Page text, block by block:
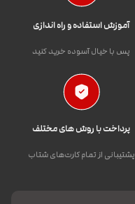
آموزش استفاده و راه اندازی
پس با خیال آسوده خرید کنید
پرداخت با روش های مختلف
پشتیبانی از تمام کارت‌های شتاب